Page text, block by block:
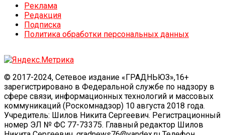
Реклама
Редакция
Подписка
Политика обработки персональных данных
© 2017-2024, Сетевое издание «ГРАДНЬЮЗ»,16+
зарегистрировано в Федеральной службе по надзору в
сфере связи, информационных технологий и массовых
коммуникаций (Роскомнадзор) 10 августа 2018 года.
Учредитель: Шилов Никита Сергеевич. Регистрационный
номер ЭЛ № ФС 77-73375. Главный редактор Шилов